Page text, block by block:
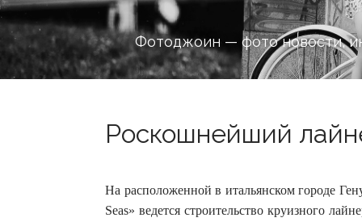
Фотоджоин — фото новости,
Роскошнейший
На расположенной в итальянском городе
Seas» ведется строительство круизного